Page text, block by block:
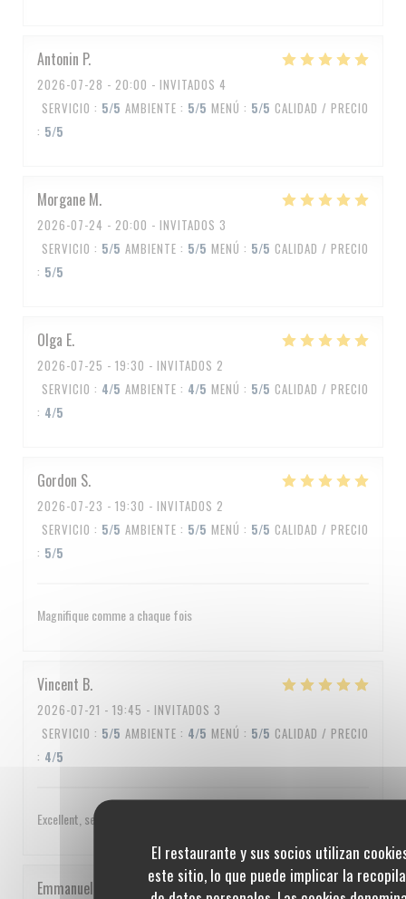
El restaurante y sus socios utilizan
este sitio, lo que puede implicar la
Antonin P
2026-07-28 - 20:00 - INVITADOS 4
SERVICIO : 5/5 AMBIENTE : 5/5 MENÚ : 5/5 CALIDAD / PRECIO
: 5/5
Morgane M
2026-07-24 - 20:00 - INVITADOS 3
SERVICIO : 5/5 AMBIENTE : 5/5 MENÚ : 5/5 CALIDAD / PRECIO
: 5/5
Olga E
2026-07-25 - 19:30 - INVITADOS 2
SERVICIO : 4/5 AMBIENTE : 4/5 MENÚ : 5/5 CALIDAD / PRECIO
: 4/5
Gordon S
2026-07-23 - 19:30 - INVITADOS 2
SERVICIO : 5/5 AMBIENTE : 5/5 MENÚ : 5/5 CALIDAD / PRECIO
: 5/5
Magnifique comme a chaque fois
Vincent B
2026-07-21 - 19:45 - INVITADOS 3
SERVICIO : 5/5 AMBIENTE : 4/5 MENÚ : 5/5 CALIDAD / PRECIO
: 4/5
Excellent, service impeccable, un peu cher quand même
Emmanuel